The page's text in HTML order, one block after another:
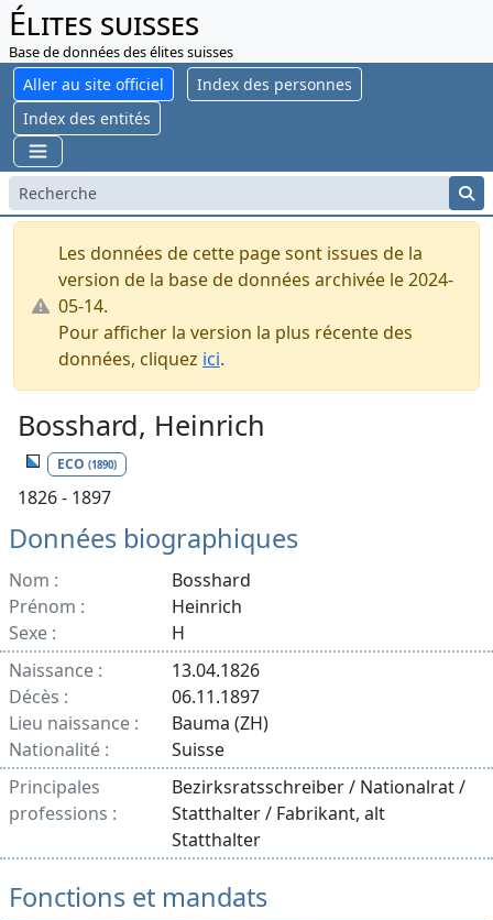
Élites suisses
Base de données des élites suisses
Aller au site officiel
Index des personnes
Index des entités
Les données de cette page sont issues de la
version de la base de données archivée le 2024-
05-14.
Pour afficher la version la plus récente des
données, cliquez ici.
Bosshard, Heinrich
ECO (1890)
1826 - 1897
Données biographiques
Nom :
Bosshard
Prénom :
Heinrich
Sexe :
H
Naissance :
13.04.1826
Décès :
06.11.1897
Lieu naissance :
Bauma (ZH)
Nationalité :
Suisse
Principales
professions :
Bezirksratsschreiber / Nationalrat /
Statthalter / Fabrikant, alt
Statthalter
Fonctions et mandats